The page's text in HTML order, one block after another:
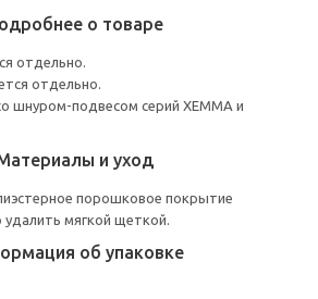
о товаре
отдельно.
отдельно.
шнуром-подвесом серий ХЕММА и
и уход
порошковое покрытие
мягкой щеткой.
об упаковке